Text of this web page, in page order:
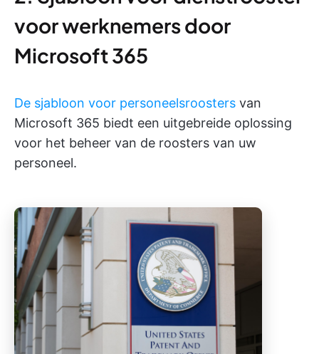
voor werknemers door
Microsoft 365
De sjabloon voor personeelsroosters van
Microsoft 365 biedt een uitgebreide oplossing
voor het beheer van de roosters van uw
personeel.